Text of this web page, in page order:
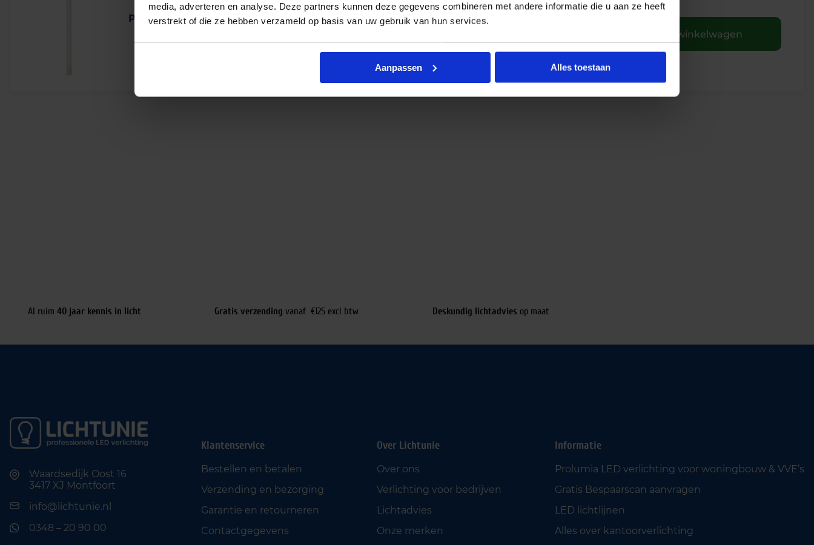
media, adverteren en analyse. Deze partners kunnen deze gegevens combineren met andere informatie die u aan ze heeft
verstrekt of die ze hebben verzameld op basis van uw gebruik van hun services.
Aanpassen Alles toestaan
Philips Master PL-L Xtra 55W 830 - 4 pins
Levertijd 4-6 werkdagen
€8,95
€10,83 incl.btw
In winkelwagen
Al ruim 40 jaar kennis in licht Gratis verzending vanaf €125 excl btw Deskundig lichtadvies op maat
Waardsedijk Oost 16
3417 XJ Montfoort
info@lichtunie.nl
0348 – 20 90 00
Klantenservice
Bestellen en betalen
Verzending en bezorging
Garantie en retourneren
Contactgegevens
Over Lichtunie
Over ons
Verlichting voor bedrijven
Lichtadvies
Onze merken
Informatie
Prolumia LED verlichting voor woningbouw & VVE’s
Gratis Bespaarscan aanvragen
LED lichtlijnen
Alles over kantoorverlichting